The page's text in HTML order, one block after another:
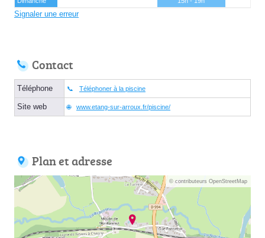
Signaler une erreur
Contact
Téléphone Téléphoner à la piscine
Site web www.etang-sur-arroux.fr/piscine/
Plan et adresse
© contributeurs OpenStreetMap